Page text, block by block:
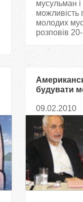
мусульман і
можливість
молодих
розповів
будувати
09.02.2010